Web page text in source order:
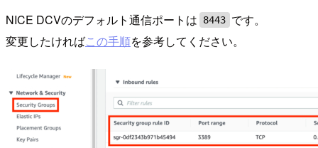
NICE DCVのデフォルト通信ポートは 8443 です。
変更したければこの手順を参考してください。